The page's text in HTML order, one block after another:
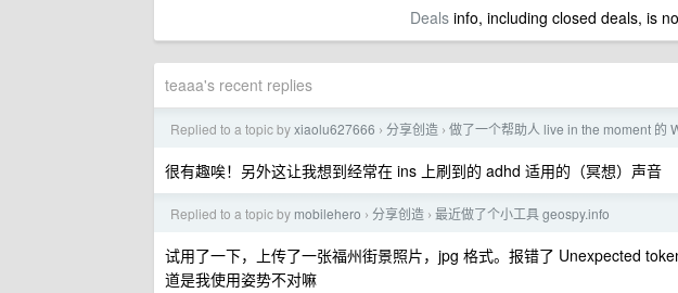
Dealsinfo, including closed deals, is
teaaa's recent replies
Replied to a topic byxiaolu627666 › 分享创造 › 做了一个帮助人 live in the moment 的
很有趣唉！另外这让我想到经常在 ins 上刷到的 adhd 适用的（冥想）声音
Replied to a topic by mobilehero › 分享创造 › 最近做了个小工具 geospy.info
试用了一下，上传了一张福州街景照片，jpg 格式。报错了 Unexpected
道是我使用姿势不对嘛